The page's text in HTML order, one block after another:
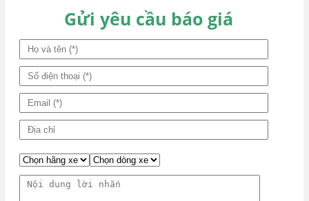
Gửi yêu cầu báo giá